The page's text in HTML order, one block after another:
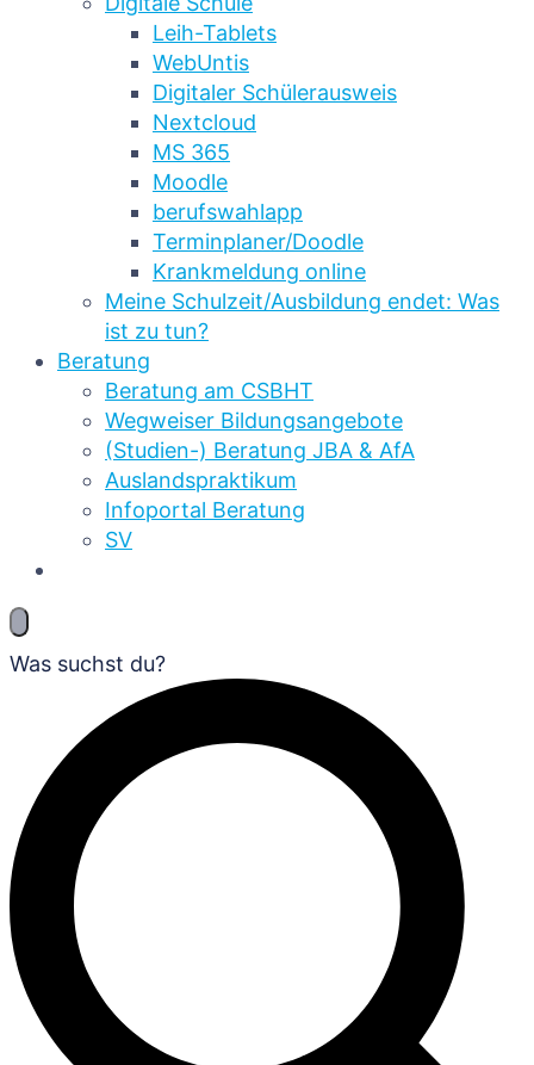
Leih-Tablets
WebUntis
Digitaler Schülerausweis
Nextcloud
MS 365
Moodle
berufswahlapp
Terminplaner/Doodle
Krankmeldung online
Meine Schulzeit/Ausbildung endet: Was
ist zu tun?
Beratung
Beratung am CSBHT
Wegweiser Bildungsangebote
(Studien-) Beratung JBA & AfA
Auslandspraktikum
Infoportal Beratung
SV
Was suchst du?